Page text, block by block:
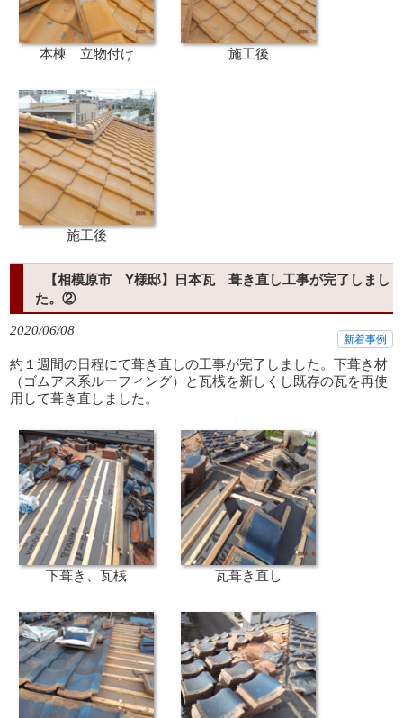
本棟 立物付け 施工後
施工後
【相模原市 Y様邸】日本瓦 葺き直し工事が完了しまし
た。②
2020/06/08
新着事例
約１週間の日程にて葺き直しの工事が完了しました。下葺き材
（ゴムアス系ルーフィング）と瓦桟を新しくし既存の瓦を再使
用して葺き直しました。
下葺き、瓦桟 瓦葺き直し